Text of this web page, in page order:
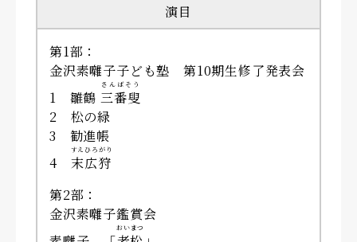
演目
第1部：
金沢素囃子子ども塾 第10期生修了発表会
1 雛鶴 三番叟
さんばそう
2 松の緑
3 勧進帳
4 末広狩
すえひろがり
第2部：
金沢素囃子鑑賞会
おいまつ